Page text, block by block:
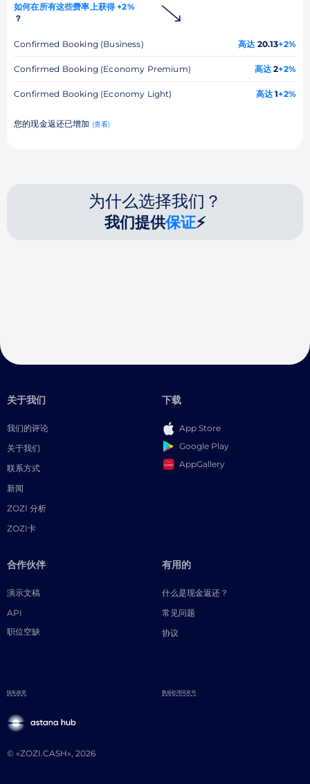
如何在所有这些费率上获得 +2%
？
Confirmed Booking (Business) 高达 20.13+2%
Confirmed Booking (Economy Premium) 高达 2+2%
Confirmed Booking (Economy Light) 高达 1+2%
您的现金返还已增加 (查看)
为什么选择我们？
我们提供保证⚡
关于我们
我们的评论
关于我们
联系方式
新闻
ZOZI 分析
ZOZI卡
下载
App Store
Google Play
AppGallery
合作伙伴
演示文稿
API
职位空缺
有用的
什么是现金返还？
常见问题
协议
© «ZOZI.CASH», 2026
隐私政策 数据处理同意书